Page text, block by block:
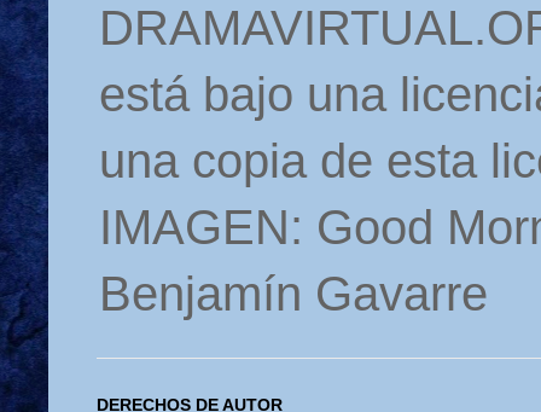
está bajo una
una copia de esta
IMAGEN: Good
Benjamín Gavarre
DERECHOS DE AUTOR